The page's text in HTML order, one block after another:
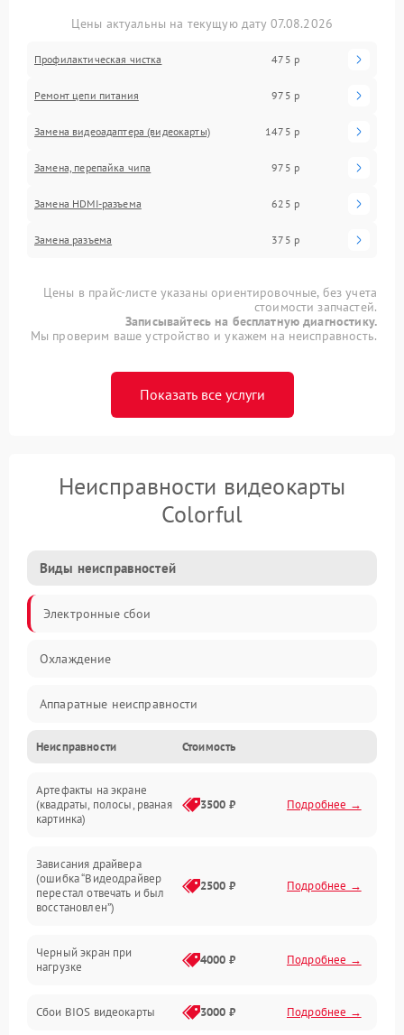
Цены актуальны на текущую дату 07.08.2026
Профилактическая чистка 475 р
Ремонт цепи питания 975 р
Замена видеоадаптера (видеокарты) 1475 р
Замена, перепайка чипа 975 р
Замена HDMI-разъема 625 р
Замена разъема 375 р
Цены в прайс-листе указаны ориентировочные, без учета
стоимости запчастей.
Записывайтесь на бесплатную диагностику.
Мы проверим ваше устройство и укажем на неисправность.
Показать все услуги
Неисправности видеокарты
Colorful
Виды неисправностей
Электронные сбои
Охлаждение
Аппаратные неисправности
Перегрев и термопроблемы
Видео
Интерфейсные и коммуникационные проблемы
Электропитание
ПО
Неисправности Стоимость
Артефакты на экране
(квадраты, полосы, рваная
картинка)
3500 ₽ Подробнее →
Зависания драйвера
(ошибка “Видеодрайвер
перестал отвечать и был
восстановлен”)
2500 ₽ Подробнее →
Черный экран при
нагрузке
4000 ₽ Подробнее →
Сбои BIOS видеокарты 3000 ₽ Подробнее →